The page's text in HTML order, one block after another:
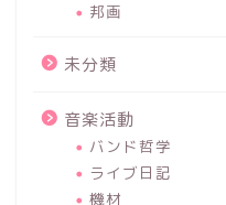
邦画
未分類
音楽活動
バンド哲学
ライブ日記
機材